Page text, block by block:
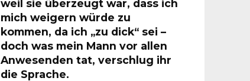
weil sie überzeugt war, dass ich
mich weigern würde zu
kommen, da ich „zu dick“ sei –
doch was mein Mann vor allen
Anwesenden tat, verschlug ihr
die Sprache.